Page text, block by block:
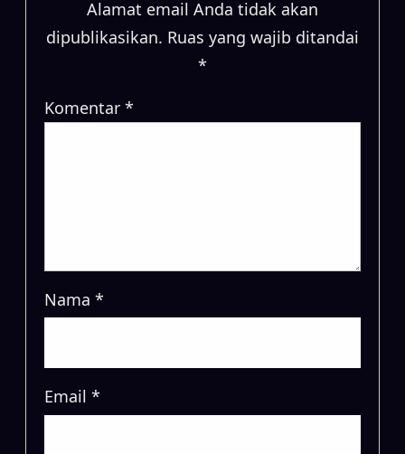
Alamat email Anda tidak akan
dipublikasikan. Ruas yang wajib ditandai
*
Komentar *
Nama *
Email *